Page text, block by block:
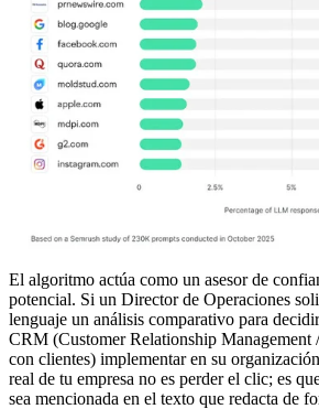
El algoritmo actúa como un asesor de
potencial. Si un Director de Operaciones
lenguaje un análisis comparativo para
CRM (Customer Relationship Management
con clientes) implementar en su
real de tu empresa no es perder el clic; es
sea mencionada en el texto que redacta de